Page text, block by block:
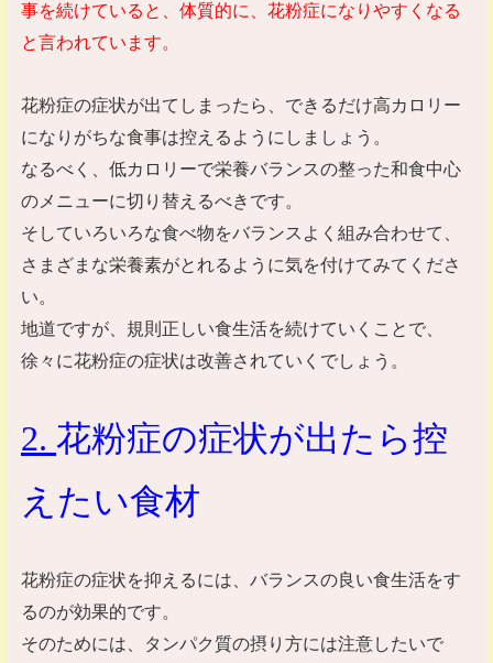
事を続けていると、体質的に、花粉症になりやすくなる
と言われています。
花粉症の症状が出てしまったら、できるだけ高カロリー
になりがちな食事は控えるようにしましょう。
なるべく、低カロリーで栄養バランスの整った和食中心
のメニューに切り替えるべきです。
そしていろいろな食べ物をバランスよく組み合わせて、
さまざまな栄養素がとれるように気を付けてみてくださ
い。
地道ですが、規則正しい食生活を続けていくことで、
徐々に花粉症の症状は改善されていくでしょう。
2. 花粉症の症状が出たら控
えたい食材
花粉症の症状を抑えるには、バランスの良い食生活をす
るのが効果的です。
そのためには、タンパク質の摂り方には注意したいで